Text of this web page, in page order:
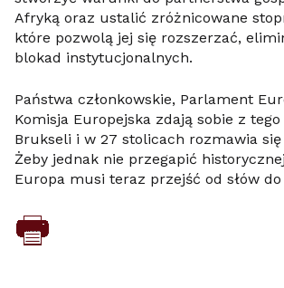
Afryką oraz ustalić zróżnicowane
które pozwolą jej się rozszerzać,
blokad instytucjonalnych.
Państwa członkowskie, Parlament
Komisja Europejska zdają sobie z
Brukseli i w 27 stolicach rozmawia
Żeby jednak nie przegapić
Europa musi teraz przejść od słów do